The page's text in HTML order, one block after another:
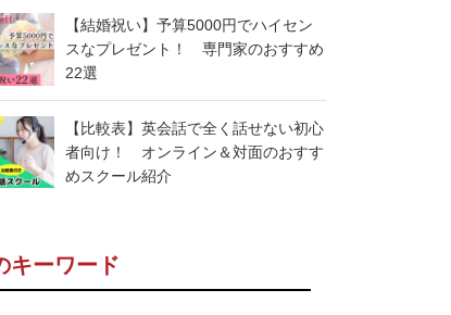
【結婚祝い】予算5000円でハイセン
スなプレゼント！ 専門家のおすすめ
22選
【比較表】英会話で全く話せない初心
者向け！ オンライン＆対面のおすす
めスクール紹介
キーワード